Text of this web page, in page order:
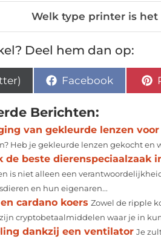
Welk type printer is
Deel hem dan op:
Facebook
Berichten:
van gekleurde lenzen
Heb je gekleurde lenzen gekocht en
de beste dierenspeciaalzaak
is niet alleen een
en hun eigenaren...
cardano koers Zowel de ripple
cryptobetaalmiddelen waar je in
dankzij een ventilator Je